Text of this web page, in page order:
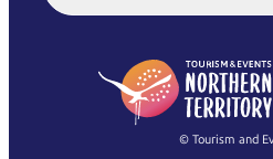
English (US)
English
(Singapore)
Français
© Tourism and